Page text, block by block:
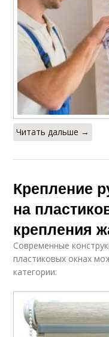
Читать дальше →
Крепление
на
крепления
Современные
пластиковых окнах
категории: